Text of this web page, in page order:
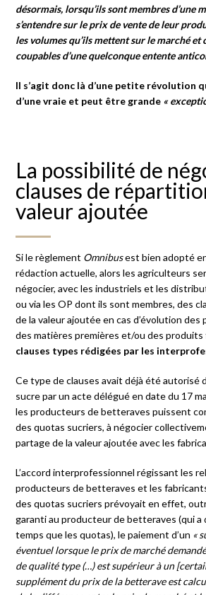
désormais, lorsqu’ils sont membres d’une
s’entendre sur le prix de vente de leur
les volumes qu’ils mettent sur le marché et
coupables d’une quelconque entente
Il s’agit donc là d’une petite révolution
d’une vraie et peut être grande «
La possibilité de
clauses de
valeur ajoutée
Si le règlement Omnibusest bien adopté
rédaction actuelle, alors les agriculteurs
négocier, avec les industriels et les
ou via les OP dont ils sont membres, des
de la valeur ajoutée en cas d’évolution des
des matières premières et/ou des produits
clauses types rédigées par les
Ce type de clauses avait déjà été autorisé
sucre par un acte délégué en date du 17
les producteurs de betteraves puissent
des quotas sucriers, à négocier
partage de la valeur ajoutée avec les
L’accord interprofessionnel régissant les
producteurs de betteraves et les
des quotas sucriers prévoyait en effet,
garanti au producteur de betteraves (qui a
temps que les quotas), le paiement d’un «
éventuel lorsque le prix de marché
de qualité type (…) est supérieur à un
supplément du prix de la betterave est